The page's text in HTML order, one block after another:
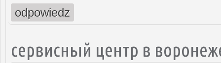
odpowiedz
сервисный центр в